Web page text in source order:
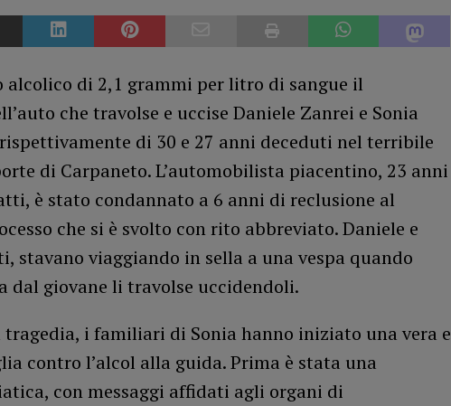
alcolico di 2,1 grammi per litro di sangue il
che travolse e uccise Daniele Zanrei e Sonia
di 30 e 27 anni deceduti nel terribile
di Carpaneto. L’automobilista piacentino, 23 anni
è stato condannato a 6 anni di reclusione al
che si è svolto con rito abbreviato. Daniele e
stavano viaggiando in sella a una vespa quando
dal giovane li travolse uccidendoli.
tragedia, i familiari di Sonia hanno iniziato una vera e
contro l’alcol alla guida. Prima è stata una
con messaggi affidati agli organi di